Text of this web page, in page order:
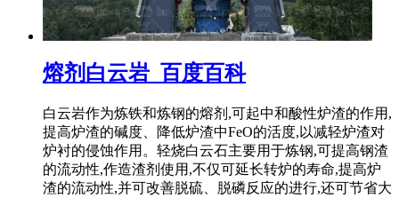
熔剂白云岩_百度百科
白云岩作为炼铁和炼钢的熔剂,可起中和酸性炉渣的作用,
提高炉渣的碱度、降低炉渣中FeO的活度,以减轻炉渣对
炉衬的侵蚀作用。轻烧白云石主要用于炼钢,可提高钢渣
的流动性,作造渣剂使用,不仅可延长转炉的寿命,提高炉
渣的流动性,并可改善脱硫、脱磷反应的进行,还可节省大